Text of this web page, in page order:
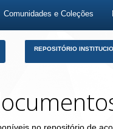
Comunidades e Coleções
REPOSITÓRIO
no repositório de